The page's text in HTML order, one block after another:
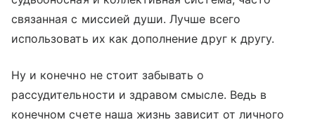
связанная с миссией души. Лучше всего
использовать их как дополнение друг к другу.
Ну и конечно не стоит забывать о
рассудительности и здравом смысле. Ведь в
конечном счете наша жизнь зависит от личного